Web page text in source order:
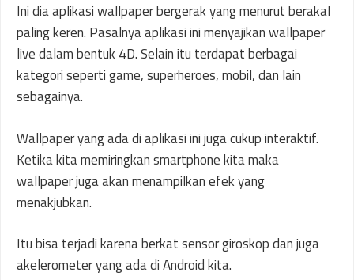
Ini dia aplikasi wallpaper bergerak yang menurut berakal
paling keren. Pasalnya aplikasi ini menyajikan wallpaper
live dalam bentuk 4D. Selain itu terdapat berbagai
kategori seperti game, superheroes, mobil, dan lain
sebagainya.
Wallpaper yang ada di aplikasi ini juga cukup interaktif.
Ketika kita memiringkan smartphone kita maka
wallpaper juga akan menampilkan efek yang
menakjubkan.
Itu bisa terjadi karena berkat sensor giroskop dan juga
akelerometer yang ada di Android kita.